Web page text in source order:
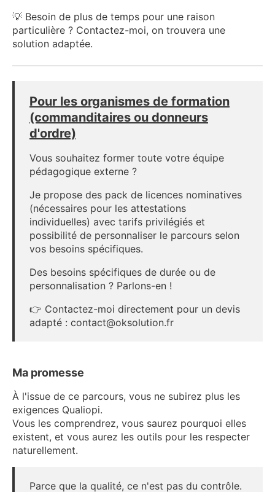
💡 Besoin de plus de temps pour une raison
particulière ? Contactez-moi, on trouvera une
solution adaptée.
Pour les organismes de formation
(commanditaires ou donneurs
d'ordre)
Vous souhaitez former toute votre équipe
pédagogique externe ?
Je propose des pack de licences nominatives
(nécessaires pour les attestations
individuelles) avec tarifs privilégiés et
possibilité de personnaliser le parcours selon
vos besoins spécifiques.
Des besoins spécifiques de durée ou de
personnalisation ? Parlons-en !
👉 Contactez-moi directement pour un devis
adapté : contact@oksolution.fr
Ma promesse
À l'issue de ce parcours, vous ne subirez plus les
exigences Qualiopi.
Vous les comprendrez, vous saurez pourquoi elles
existent, et vous aurez les outils pour les respecter
naturellement.
Parce que la qualité, ce n'est pas du contrôle.